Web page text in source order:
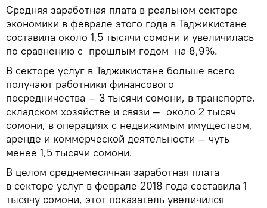
Средняя заработная плата в реальном секторе
экономики в феврале этого года в Таджикистане
составила около 1,5 тысячи сомони и увеличилась
по сравнению с прошлым годом на 8,9%.
В секторе услуг в Таджикистане больше всего
получают работники финансового
посредничества — 3 тысячи сомони, в транспорте,
складском хозяйстве и связи — около 2 тысяч
сомони, в операциях с недвижимым имуществом,
аренде и коммерческой деятельности — чуть
менее 1,5 тысячи сомони.
В целом среднемесячная заработная плата
в секторе услуг в феврале 2018 года составила 1
тысячу сомони, этот показатель увеличился